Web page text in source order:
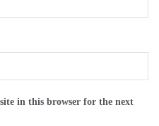
in this browser for the next